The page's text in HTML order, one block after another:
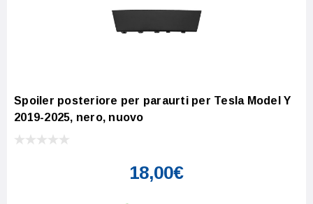
Spoiler posteriore per paraurti per Tesla Model Y
2019-2025, nero, nuovo
18,00€